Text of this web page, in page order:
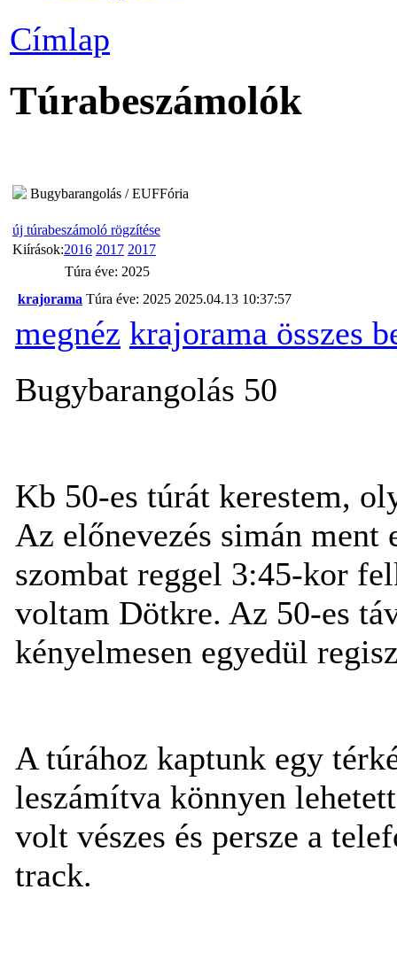
Címlap
Túrabeszámolók
Bugybarangolás / EUFFória
új túrabeszámoló rögzítése
Kiírások:2016 2017 2017
Túra éve: 2025
krajorama Túra éve: 2025 2025.04.13 10:37:57
megnéz krajorama összes
Bugybarangolás 50
Kb 50-es túrát kerestem,
Az előnevezés simán
szombat reggel 3:45-kor
voltam Dötkre. Az 50-es
kényelmesen egyedül
A túrához kaptunk egy
leszámítva könnyen
volt vészes és persze a
track.